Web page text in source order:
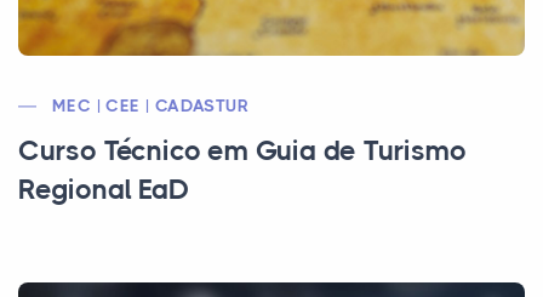
MEC | CEE | CADASTUR
Curso Técnico em Guia de Turismo
Regional EaD